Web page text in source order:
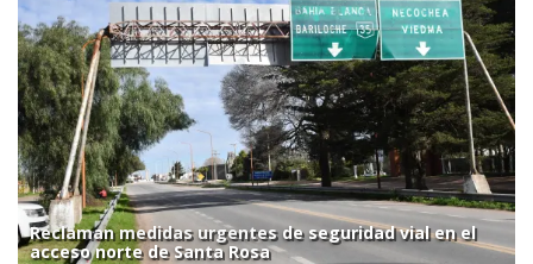
Reclaman medidas urgentes de seguridad vial en el
acceso norte de Santa Rosa